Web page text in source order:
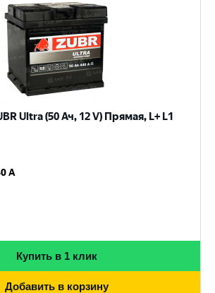
Ultra (50 Ач, 12 V) Прямая, L+ L1
A
Купить в 1 клик
Добавить в корзину